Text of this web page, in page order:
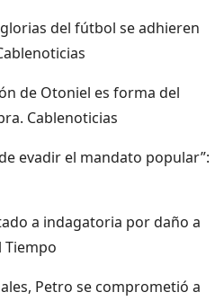
del fútbol se adhieren
de Otoniel es forma del
Cablenoticias
evadir el mandato popular”:
a indagatoria por daño a
Tiempo
Petro se comprometió a